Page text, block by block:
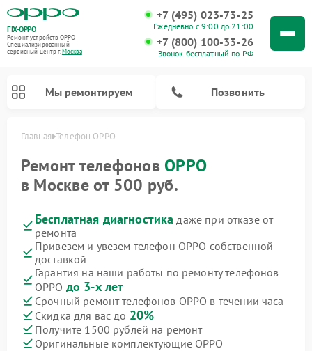
FIX-OPPO
Ремонт устройств OPPO
Специализированный
cервисный центр г.Москва
+7 (495) 023-73-25
Ежедневно с 9:00 до 21:00
+7 (800) 100-33-26
Звонок бесплатный по РФ
Мы ремонтируем Позвонить
Главная Телефон OPPO
Ремонт телефонов OPPO
в Москве от 500 руб.
Бесплатная диагностика даже при отказе от
ремонта
Привезем и увезем телефон OPPO собственной
доставкой
Гарантия на наши работы по ремонту телефонов
OPPO до 3-х лет
Срочный ремонт телефонов OPPO в течении часа
Скидка для вас до 20%
Получите 1500 рублей на ремонт
Оригинальные комплектующие OPPO